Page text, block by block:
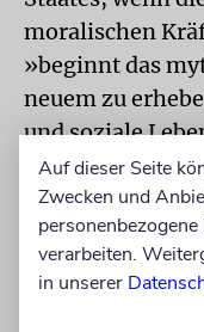
moralischen
»beginnt das
neuem zu
und soziale
durchdringen.«
thomas meyer:
Ellert & Richter,
Auf dieser Seite
Zwecken und
verarbeiten.
in unserer